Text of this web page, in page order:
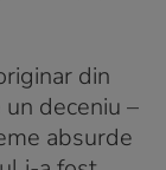
din
un deceniu –
absurde